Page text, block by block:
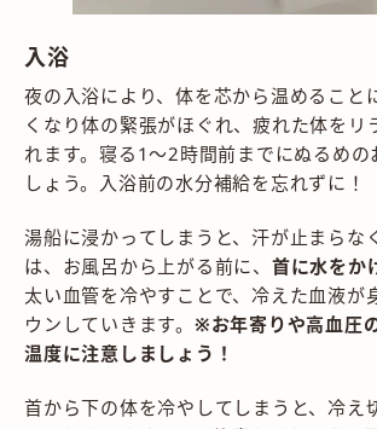
入浴
夜の入浴により、体を芯から温めること
くなり体の緊張がほぐれ、疲れた体をリ
れます。寝る1～2時間前までにぬるめの
しょう。入浴前の水分補給を忘れずに！
湯船に浸かってしまうと、汗が止まらな
は、お風呂から上がる前に、 首に水をか
太い血管を冷やすことで、冷えた血液が
ウンしていきます。 ※お年寄りや高血圧
温度に注意しましょう！
首から下の体を冷やしてしまうと、冷え